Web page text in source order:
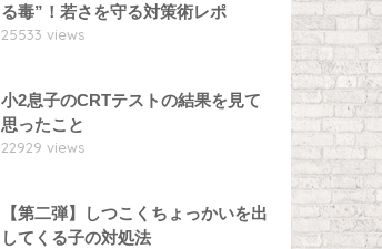
る毒”！若さを守る対策術レポ
25533 views
小2息子のCRTテストの結果を見て
思ったこと
22929 views
【第二弾】しつこくちょっかいを出
してくる子の対処法